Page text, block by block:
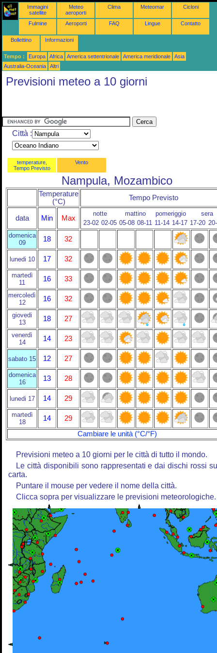
Immagini
satellite
Meteo
aeroporti
Clima Meteomar Cicloni
Fulmine Aeroporti FAQ Lingue Contatto
Bollettino Informazioni
Tempo : Europa Africa America settentrionale America meridionale
Asia
Australia-Oceania
Altri
Previsioni meteo a 10 giorni
Città :
temperature,
Tempo Previsto
Vento
Nampula, Mozambico
Temperature
(°C)
Tempo Previsto
data Min Max
notte mattino pomeriggio
sera
23-02 02-05 05-08 08-11 11-14 14-17 17-20
domenica
09
18 32
lunedi 10 17 32
martedì
11
16 33
mercoledì
12
16 32
giovedi
13
18 27
venerdì
14
14 23
sabato 15 12 27
domenica
16
13 28
lunedi 17 14 29
martedì
18
14
29
Cambiare le unità (°C/°F)
Previsioni meteo a 10 giorni per le città di tutto il mondo.
Le città disponibili sono rappresentati e dai dischi rossi
carta.
Puntare il mouse per vedere il nome della città.
Clicca sopra per visualizzare le previsioni meteorologiche.